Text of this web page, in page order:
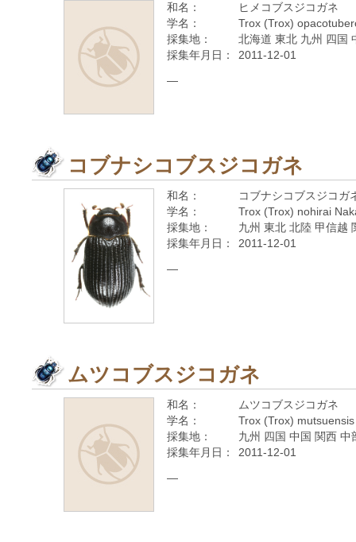
和名：
ヒメコブスジコガネ
学名：
Trox (Trox)
採集地：
北海道 東北 九州 四国
採集年月日：
2011-12-01
—
コブナシコブスジコガネ
和名：
コブナシコブスジコガ
学名：
Trox (Trox) nohirai
採集地：
九州 東北 北陸 甲信越
採集年月日：
2011-12-01
—
ムツコブスジコガネ
和名：
ムツコブスジコガネ
学名：
Trox (Trox)
採集地：
九州 四国 中国 関西
採集年月日：
2011-12-01
—